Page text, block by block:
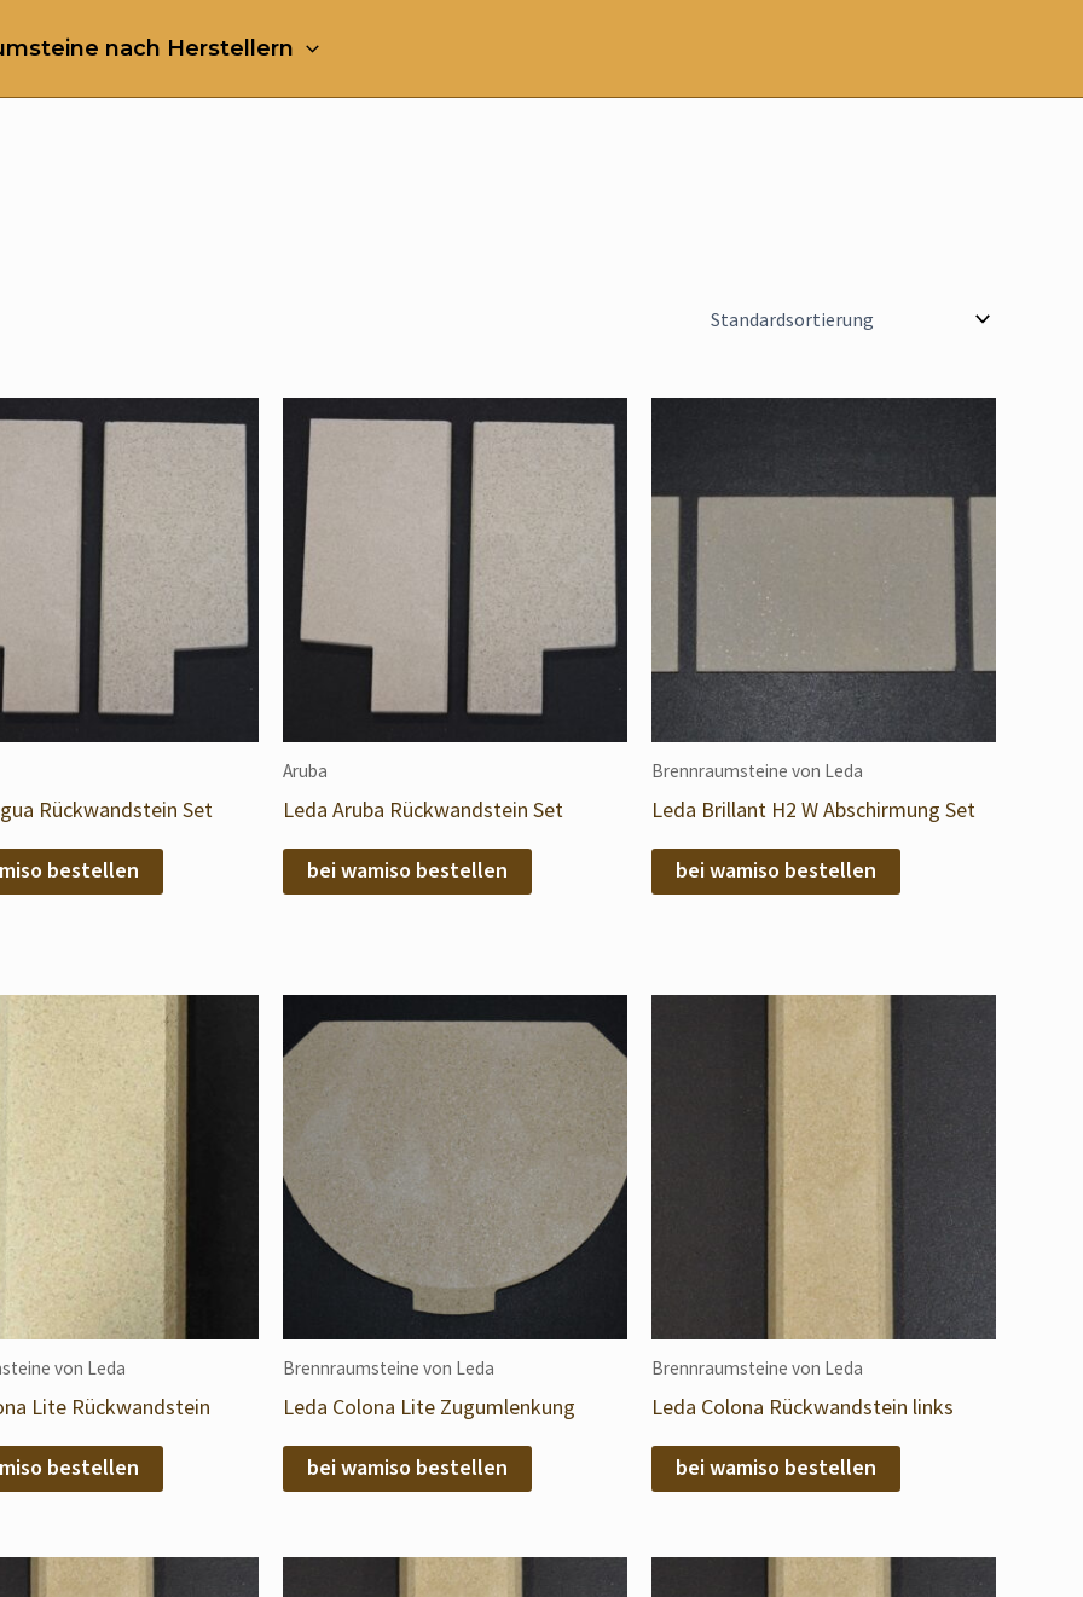
nach Herstellern
Rückwandstein Set
bestellen
Aruba
Leda Aruba Rückwandstein Set
bei wamiso bestellen
Brennraumsteine von Leda
Leda Brillant H2 W Abschirmung Set
bei wamiso bestellen
von Leda
Lite Rückwandstein
bestellen
Brennraumsteine von Leda
Leda Colona Lite Zugumlenkung
bei wamiso bestellen
Brennraumsteine von Leda
Leda Colona Rückwandstein links
bei wamiso bestellen